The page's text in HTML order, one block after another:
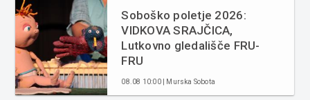
Soboško poletje 2026:
VIDKOVA SRAJČICA,
Lutkovno gledališče FRU-
FRU
08.08 10:00 | Murska Sobota